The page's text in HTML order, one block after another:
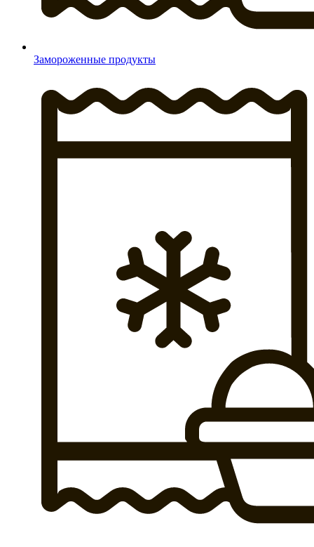
Замороженные продукты